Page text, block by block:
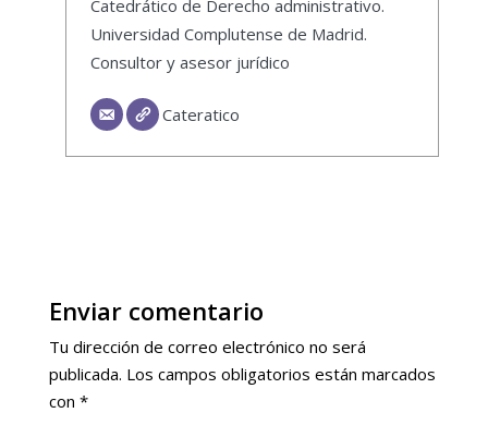
Catedrático de Derecho administrativo.
Universidad Complutense de Madrid.
Consultor y asesor jurídico
Cateratico
Enviar comentario
Tu dirección de correo electrónico no será
publicada. Los campos obligatorios están marcados
con *